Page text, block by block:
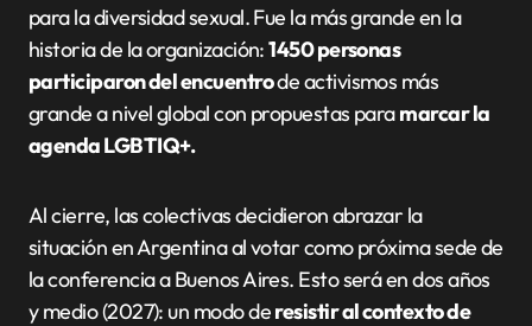
para la diversidad sexual. Fue la más grande en la
historia de la organización:1450 personas
participaron del encuentrode activismos más
grande a nivel global con propuestas paramarcar la
agenda LGBTIQ+.
Al cierre, las colectivas decidieron abrazar la
situación en Argentina al votar como próxima sede de
la conferencia a Buenos Aires. Esto será en dos años
y medio (2027): un modo deresistir al contexto de